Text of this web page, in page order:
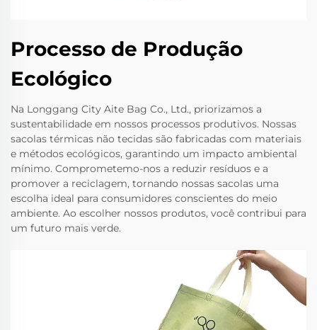
Processo de Produção
Ecológico
Na Longgang City Aite Bag Co., Ltd., priorizamos a
sustentabilidade em nossos processos produtivos. Nossas
sacolas térmicas não tecidas são fabricadas com materiais
e métodos ecológicos, garantindo um impacto ambiental
mínimo. Comprometemo-nos a reduzir resíduos e a
promover a reciclagem, tornando nossas sacolas uma
escolha ideal para consumidores conscientes do meio
ambiente. Ao escolher nossos produtos, você contribui para
um futuro mais verde.